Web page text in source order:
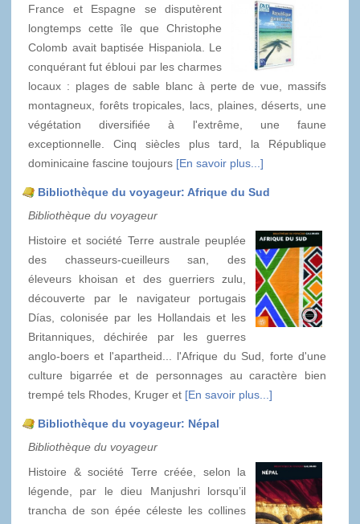
France et Espagne se disputèrent
longtemps cette île que Christophe
Colomb avait baptisée Hispaniola. Le
conquérant fut ébloui par les charmes
locaux : plages de sable blanc à perte de vue, massifs
montagneux, forêts tropicales, lacs, plaines, déserts, une
végétation diversifiée à l'extrême, une faune
exceptionnelle. Cinq siècles plus tard, la République
dominicaine fascine toujours [En savoir plus...]
Bibliothèque du voyageur: Afrique du Sud
Bibliothèque du voyageur
Histoire et société Terre australe peuplée
des chasseurs-cueilleurs san, des
éleveurs khoisan et des guerriers zulu,
découverte par le navigateur portugais
Días, colonisée par les Hollandais et les
Britanniques, déchirée par les guerres
anglo-boers et l'apartheid... l'Afrique du Sud, forte d'une
culture bigarrée et de personnages au caractère bien
trempé tels Rhodes, Kruger et [En savoir plus...]
Bibliothèque du voyageur: Népal
Bibliothèque du voyageur
Histoire & société Terre créée, selon la
légende, par le dieu Manjushri lorsqu’il
trancha de son épée céleste les collines